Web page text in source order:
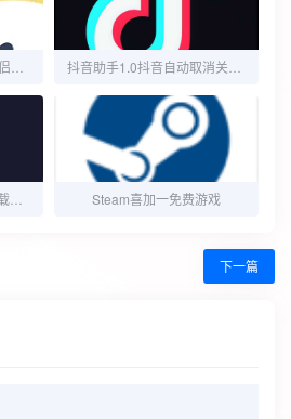
Steam喜加一免费游戏
下一篇